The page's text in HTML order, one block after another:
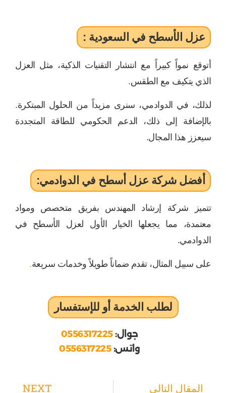
عزل الأسطح في السعودية :
أتوقع نمواً كبيراً مع انتشار التقنيات الذكية، مثل العزل
الذي يتكيف مع الطقس.
لذلك، في الدوادمي، سنرى مزيداً من الحلول المبتكرة.
بالإضافة إلى ذلك، الدعم الحكومي للطاقة المتجددة
سيعزز هذا المجال.
أفضل شركة عزل أسطح في الدوادمي:
تتميز شركة إرشاد المهندس بفريق متخصص ومواد
معتمدة، مما يجعلها الخيار الأول لعزل الأسطح في
الدوادمي.
على سبيل المثال، تقدم ضماناً طويلاً وخدمات سريعة.
لطلب الخدمة أو للإستفسار
جوال:0556317225
واتس:0556317225
المقال التالي NEXT